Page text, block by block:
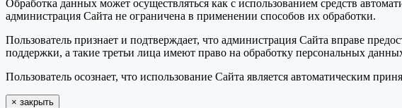
Обработка данных может осуществляться как с использованием средств
администрация Сайта не ограничена в применении способов их обработки.
Пользователь признает и подтверждает, что администрация Сайта вправе
поддержки, а такие третьи лица имеют право на обработку персональных
Пользователь осознает, что использование Сайта является автоматическим
× закрыть